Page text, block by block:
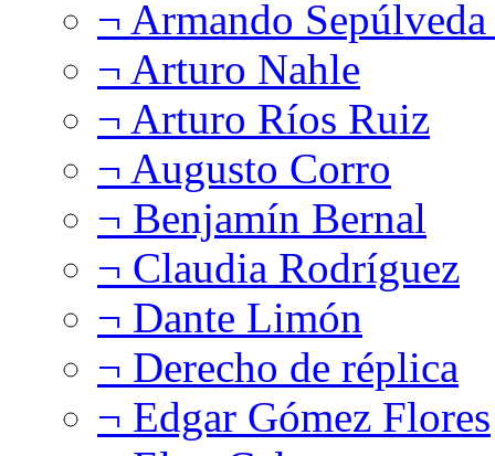
¬ Armando
¬ Arturo Nahle
¬ Arturo Ríos Ruiz
¬ Augusto Corro
¬ Benjamín Bernal
¬ Claudia Rodríguez
¬ Dante Limón
¬ Derecho de réplica
¬ Edgar Gómez Flores